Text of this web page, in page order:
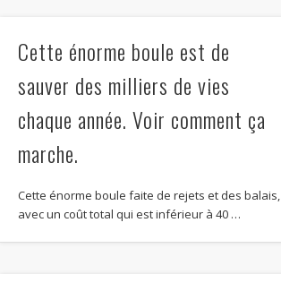
Cette énorme boule est de
sauver des milliers de vies
chaque année. Voir comment ça
marche.
Cette énorme boule faite de rejets et des balais,
avec un coût total qui est inférieur à 40 …